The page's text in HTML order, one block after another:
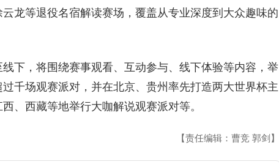
龙等退役名宿解读赛场，覆盖从专业深度到大众趣味的
下，将围绕赛事观看、互动参与、线下体验等内容，举
千场观赛派对，并在北京、贵州率先打造两大世界杯主
、西藏等地举行大咖解说观赛派对等。
【责任编辑：曹竞 郭剑】